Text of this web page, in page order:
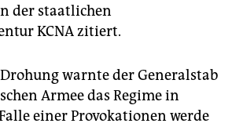
der staatlichen
KCNA zitiert.
warnte der Generalstab
Armee das Regime in
einer Provokationen werde